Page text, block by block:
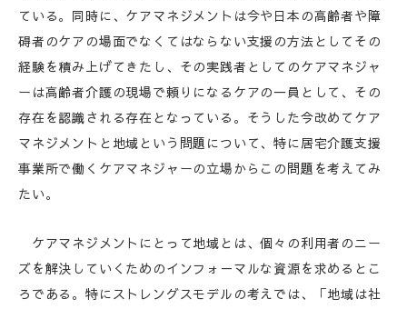
ている。同時に、ケアマネジメントは今や日本の高齢者や障
碍者のケアの場面でなくてはならない支援の方法としてその
経験を積み上げてきたし、その実践者としてのケアマネジャ
ーは高齢者介護の現場で頼りになるケアの一員として、その
存在を認識される存在となっている。そうした今改めてケア
マネジメントと地域という問題について、特に居宅介護支援
事業所で働くケアマネジャーの立場からこの問題を考えてみ
たい。
ケアマネジメントにとって地域とは、個々の利用者のニー
ズを解決していくためのインフォ－マルな資源を求めるとこ
ろである。特にストレングスモデルの考えでは、「地域は社